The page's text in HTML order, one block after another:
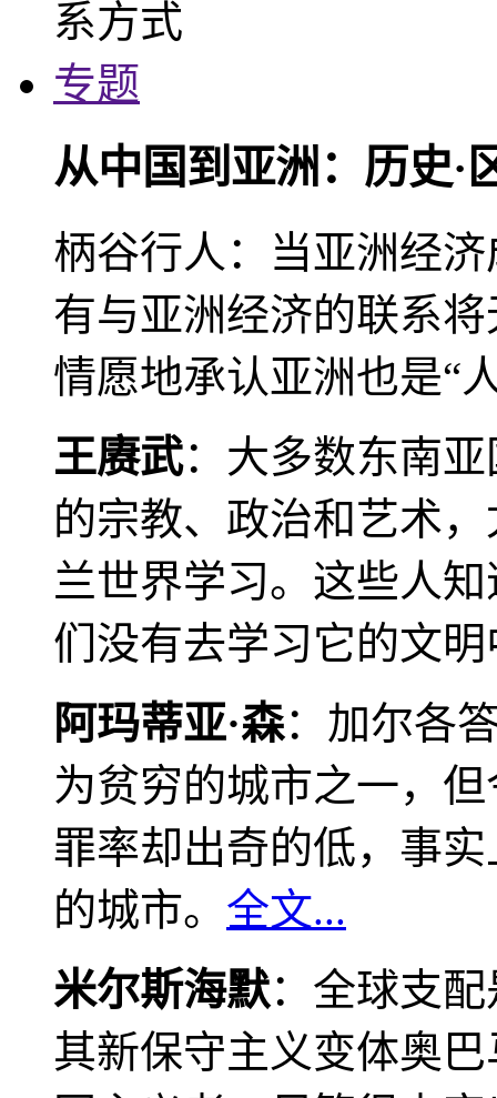
专题
从中国到亚洲：历史·
柄谷行人：当亚洲经
有与亚洲经济的联系
情愿地承认亚洲也是“
王赓武：大多数东南
的宗教、政治和艺术
兰世界学习。这些人
们没有去学习它的文
阿玛蒂亚·森：加尔各
为贫穷的城市之一，
罪率却出奇的低，事
的城市。 全文...
米尔斯海默：全球支
其新保守主义变体奥